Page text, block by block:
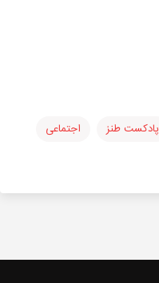
پادکست طنز
اجتماعی